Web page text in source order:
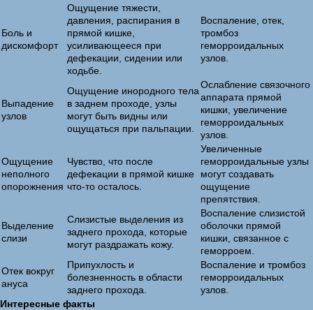
Боль и
дискомфорт
Ощущение тяжести,
давления, распирания в
прямой кишке,
усиливающееся при
дефекации, сидении или
ходьбе.
Воспаление, отек,
тромбоз
геморроидальных
узлов.
Выпадение
узлов
Ощущение инородного тела
в заднем проходе, узлы
могут быть видны или
ощущаться при пальпации.
Ослабление связочного
аппарата прямой
кишки, увеличение
геморроидальных
узлов.
Ощущение
неполного
опорожнения
Чувство, что после
дефекации в прямой кишке
что-то осталось.
Увеличенные
геморроидальные узлы
могут создавать
ощущение
препятствия.
Выделение
слизи
Слизистые выделения из
заднего прохода, которые
могут раздражать кожу.
Воспаление слизистой
оболочки прямой
кишки, связанное с
геморроем.
Отек вокруг
ануса
Припухлость и
болезненность в области
заднего прохода.
Воспаление и тромбоз
геморроидальных
узлов.
Интересные факты